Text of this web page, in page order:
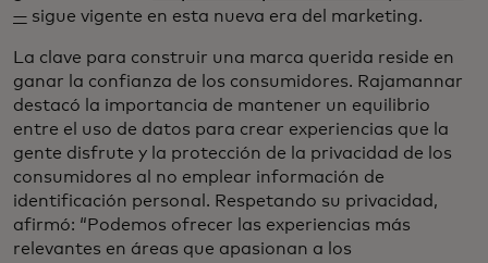
—sigue vigente en esta nueva era del marketing.
La clave para construir una marca querida reside en
ganar la confianza de los consumidores. Rajamannar
destacó la importancia de mantener un equilibrio
entre el uso de datos para crear experiencias que la
gente disfrute y la protección de la privacidad de los
consumidores al no emplear información de
identificación personal. Respetando su privacidad,
afirmó: “Podemos ofrecer las experiencias más
relevantes en áreas que apasionan a los